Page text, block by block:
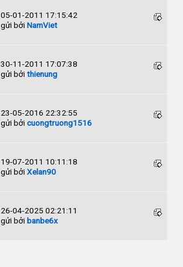
05-01-2011 17:15:42
gửi bởiNamViet
30-11-2011 17:07:38
gửi bởithienung
23-05-2016 22:32:55
gửi bởicuongtruong1516
19-07-2011 10:11:18
gửi bởiXelan90
26-04-2025 02:21:11
gửi bởi banbe6x